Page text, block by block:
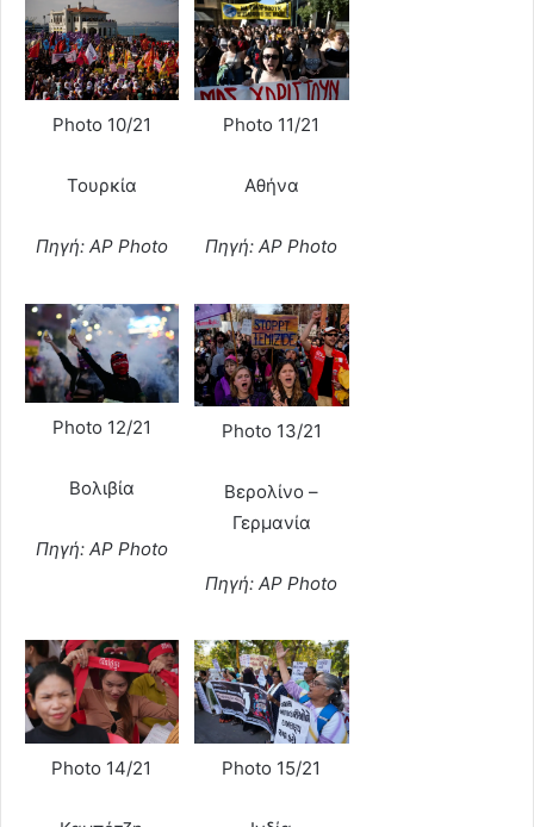
Photo 10/21
Τουρκία
Πηγή: AP Photo
Photo 11/21
Αθήνα
Πηγή: AP Photo
Photo 12/21
Βολιβία
Πηγή: AP Photo
Photo 13/21
Βερολίνο –
Γερμανία
Πηγή: AP Photo
Photo 14/21 Photo 15/21